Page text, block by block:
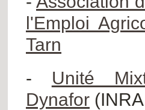
l'Emploi
Tarn
- Unité
Dynafor